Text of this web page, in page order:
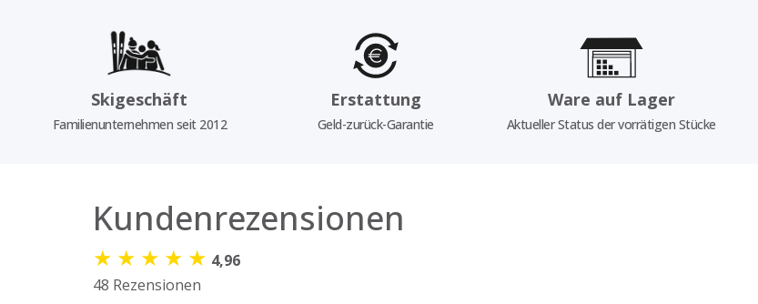
Skigeschäft
Familienunternehmen seit 2012
Erstattung
Geld-zurück-Garantie
Ware auf Lager
Aktueller Status der vorrätigen Stücke
Kundenrezensionen
★ ★ ★ ★ ★ 4,96
48 Rezensionen